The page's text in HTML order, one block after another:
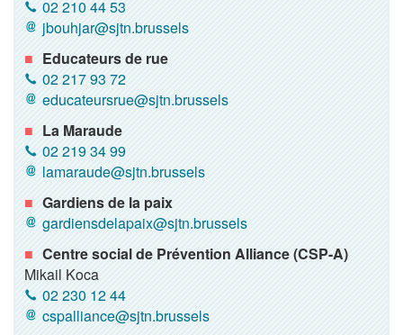
02 210 44 53
jbouhjar@sjtn.brussels
Educateurs de rue
02 217 93 72
educateursrue@sjtn.brussels
La Maraude
02 219 34 99
lamaraude@sjtn.brussels
Gardiens de la paix
gardiensdelapaix@sjtn.brussels
Centre social de Prévention Alliance (CSP-A)
Mikail Koca
02 230 12 44
cspalliance@sjtn.brussels